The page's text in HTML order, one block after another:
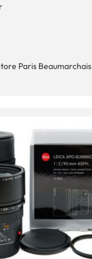
Paris Beaumarchais